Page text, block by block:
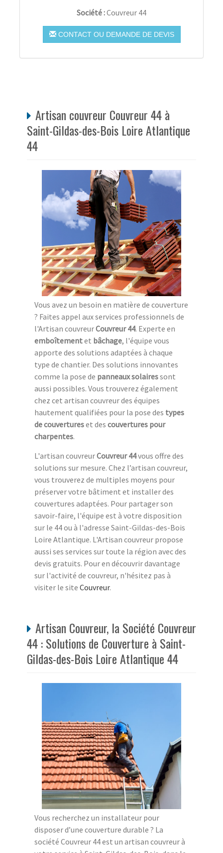
Société :Couvreur 44
CONTACT OU DEMANDE DE DEVIS
Artisan couvreur Couvreur 44 à
Saint-Gildas-des-Bois Loire Atlantique
44
Vous avez un besoin en matière de couverture
? Faites appel aux services professionnels de
l'Artisan couvreurCouvreur 44. Experte en
emboîtementet bâchage, l'équipe vous
apporte des solutions adaptées à chaque
type de chantier. Des solutions innovantes
comme la pose de panneaux solairessont
aussi possibles. Vous trouverez également
chez cet artisan couvreur des équipes
hautement qualifiées pour la pose des types
de couvertureset des couvertures pour
charpentes.
L'artisan couvreurCouvreur 44vous offre des
solutions sur mesure. Chez l’artisan couvreur,
vous trouverez de multiples moyens pour
préserver votre bâtiment et installer des
couvertures adaptées. Pour partager son
savoir-faire, l'équipe est à votre disposition
sur le 44 ou à l'adresse Saint-Gildas-des-Bois
Loire Atlantique. L'Artisan couvreur propose
aussi ses services sur toute la région avec des
devis gratuits. Pour en découvrir davantage
sur l'activité de couvreur, n'hésitez pas à
visiter le site Couvreur.
Artisan Couvreur, la Société Couvreur
44 : Solutions de Couverture à Saint-
Gildas-des-Bois Loire Atlantique 44
Vous recherchez un installateur pour
disposer d’une couverture durable ? La
société Couvreur 44 est un artisan couvreur à